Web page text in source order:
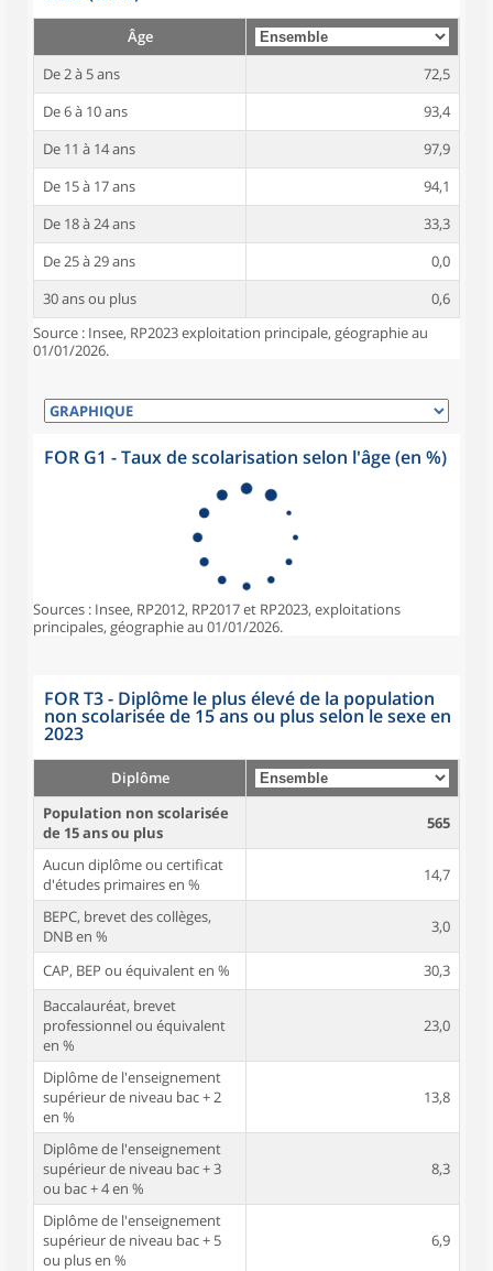
Âge
De 2 à 5 ans
72,5
De 6 à 10 ans
93,4
De 11 à 14 ans
97,9
De 15 à 17 ans
94,1
De 18 à 24 ans
33,3
De 25 à 29 ans
0,0
30 ans ou plus
0,6
Source : Insee, RP2023 exploitation principale, géographie au
01/01/2026.
FOR G1 - Taux de scolarisation selon l'âge (en %)
Sources : Insee, RP2012, RP2017 et RP2023, exploitations
principales, géographie au 01/01/2026.
FOR T3 - Diplôme le plus élevé de la population
non scolarisée de 15 ans ou plus selon le sexe en
2023
Diplôme
Population non scolarisée
de 15 ans ou plus
565
Aucun diplôme ou certificat
d'études primaires en %
14,7
BEPC, brevet des collèges,
DNB en %
3,0
CAP, BEP ou équivalent en %
30,3
Baccalauréat, brevet
professionnel ou équivalent
en %
23,0
Diplôme de l'enseignement
supérieur de niveau bac + 2
en %
13,8
Diplôme de l'enseignement
supérieur de niveau bac + 3
ou bac + 4 en %
8,3
Diplôme de l'enseignement
supérieur de niveau bac + 5
ou plus en %
6,9